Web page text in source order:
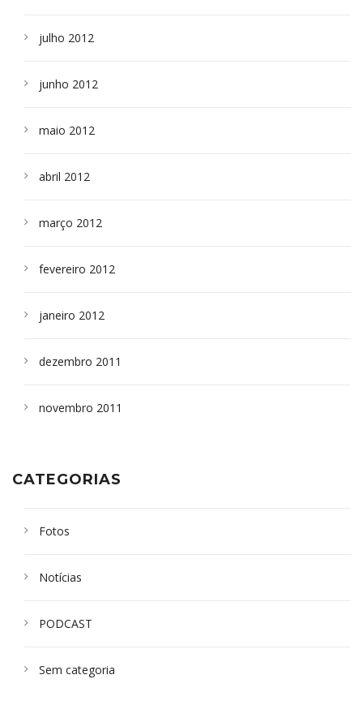
julho 2012
junho 2012
maio 2012
abril 2012
março 2012
fevereiro 2012
janeiro 2012
dezembro 2011
novembro 2011
CATEGORIAS
Fotos
Notícias
PODCAST
Sem categoria